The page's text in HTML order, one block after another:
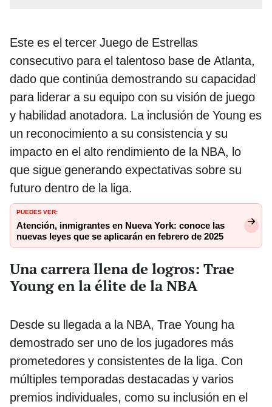
Este es el tercer Juego de Estrellas
consecutivo para el talentoso base de Atlanta,
dado que continúa demostrando su capacidad
para liderar a su equipo con su visión de juego
y habilidad anotadora. La inclusión de Young es
un reconocimiento a su consistencia y su
impacto en el alto rendimiento de la NBA, lo
que sigue generando expectativas sobre su
futuro dentro de la liga.
PUEDES VER:
Atención, inmigrantes en Nueva York: conoce las
nuevas leyes que se aplicarán en febrero de 2025
Una carrera llena de logros: Trae
Young en la élite de la NBA
Desde su llegada a la NBA, Trae Young ha
demostrado ser uno de los jugadores más
prometedores y consistentes de la liga. Con
múltiples temporadas destacadas y varios
premios individuales, como su inclusión en el